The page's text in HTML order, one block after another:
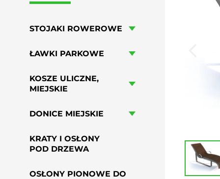
MEBLE OGRODOWO-PIKNIKOWE
STOŁY DO GIER
GRILLE PARKOWE, OSIEDLOWE
PRZYSIADKI MIEJSKIE
STOJAKI ROWEROWE
ŁAWKI PARKOWE
KOSZE ULICZNE,
MIEJSKIE
DONICE MIEJSKIE
KRATY I OSŁONY
POD DRZEWA
OSŁONY PIONOWE DO